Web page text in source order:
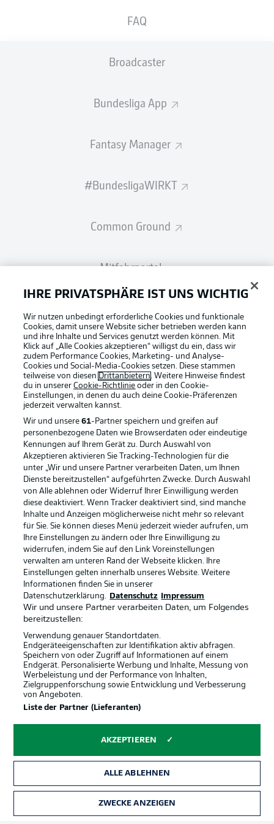
FAQ
Broadcaster
Bundesliga App
Fantasy Manager
#BundesligaWIRKT
Common Ground
Mitfahrportal
Sprachauswahl
Deutsch Anzeige Modus
Football as it's meant to be
Offizielle Partner
Rechtliche Hinweise
Datenschutz Nutzungsbedingungen
Kontakt
Jobs Impressum
AGB
IHRE PRIVATSPHÄRE IST UNS WICHTIG
Wir nutzen unbedingt erforderliche Cookies und funktionale
Cookies, damit unsere Website sicher betrieben werden kann
und ihre Inhalte und Services genutzt werden können. Mit
Klick auf „Alle Cookies akzeptieren“ willigst du ein, dass wir
zudem Performance Cookies, Marketing- und Analyse-
Cookies und Social-Media-Cookies setzen. Diese stammen
teilweise von diesen Drittanbietern. Weitere Hinweise findest
du in unsererCookie-Richtlinie oder in den Cookie-
Einstellungen, in denen du auch deine Cookie-Präferenzen
jederzeit verwalten kannst.
Wir und unsere61-Partner speichern und greifen auf
personenbezogene Daten wie Browserdaten oder eindeutige
Kennungen auf Ihrem Gerät zu. Durch Auswahl von
Akzeptieren aktivieren Sie Tracking-Technologien für die
unter „Wir und unsere Partner verarbeiten Daten, um Ihnen
Dienste bereitzustellen“ aufgeführten Zwecke. Durch Auswahl
von Alle ablehnen oder Widerruf Ihrer Einwilligung werden
diese deaktiviert. Wenn Tracker deaktiviert sind, sind manche
Inhalte und Anzeigen möglicherweise nicht mehr so relevant
für Sie. Sie können dieses Menü jederzeit wieder aufrufen, um
Ihre Einstellungen zu ändern oder Ihre Einwilligung zu
widerrufen, indem Sie auf den Link Voreinstellungen
verwalten am unteren Rand der Webseite klicken. Ihre
Einstellungen gelten innerhalb unseres Website. Weitere
Informationen finden Sie in unserer
Datenschutzerklärung.
Datenschutz Impressum
Wir und unsere Partner verarbeiten Daten, um Folgendes
bereitzustellen:
Verwendung genauer Standortdaten.
Endgeräteeigenschaften zur Identifikation aktiv abfragen.
Speichern von oder Zugriff auf Informationen auf einem
Endgerät. Personalisierte Werbung und Inhalte, Messung von
Werbeleistung und der Performance von Inhalten,
Zielgruppenforschung sowie Entwicklung und Verbesserung
von Angeboten.
Liste der Partner (Lieferanten)
AKZEPTIEREN
ALLE ABLEHNEN
ZWECKE ANZEIGEN